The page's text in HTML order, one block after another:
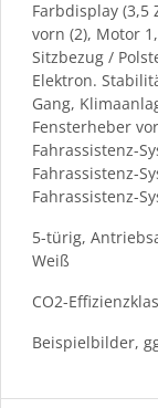
Farbdisplay (3,5
vorn (2), Motor
Sitzbezug /
Elektron.
Gang,
Fensterheber
Fahrassistenz-
Fahrassistenz-
Fahrassistenz-
5-türig,
Weiß
CO2-
Beispielbilder,